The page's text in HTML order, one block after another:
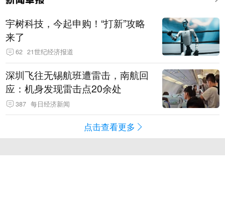
宇树科技，今起申购！“打新”攻略
来了
62 21世纪经济报道
深圳飞往无锡航班遭雷击，南航回
应：机身发现雷击点20余处
387 每日经济新闻
点击查看更多